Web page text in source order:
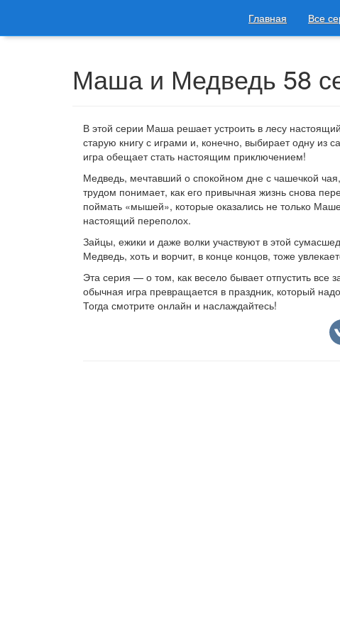
Главная Все
Маша и Медведь 58
В этой серии Маша решает устроить в лесу
старую книгу с играми и, конечно, выбирает одну
игра обещает стать настоящим приключением!
Медведь, мечтавший о спокойном дне с чашечкой
трудом понимает, как его привычная жизнь снова
поймать «мышей», которые оказались не только
настоящий переполох.
Зайцы, ежики и даже волки участвуют в этой
Медведь, хоть и ворчит, в конце концов, тоже
Эта серия — о том, как весело бывает отпустить
обычная игра превращается в праздник, который
Тогда смотрите онлайн и наслаждайтесь!